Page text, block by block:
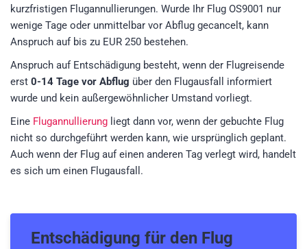
kurzfristigen Flugannullierungen. Wurde Ihr Flug OS9001 nur
wenige Tage oder unmittelbar vor Abflug gecancelt, kann
Anspruch auf bis zu EUR 250 bestehen.
Anspruch auf Entschädigung besteht, wenn der Flugreisende
erst 0-14 Tage vor Abflug über den Flugausfall informiert
wurde und kein außergewöhnlicher Umstand vorliegt.
Eine Flugannullierung liegt dann vor, wenn der gebuchte Flug
nicht so durchgeführt werden kann, wie ursprünglich geplant.
Auch wenn der Flug auf einen anderen Tag verlegt wird, handelt
es sich um einen Flugausfall.
Entschädigung für den Flug